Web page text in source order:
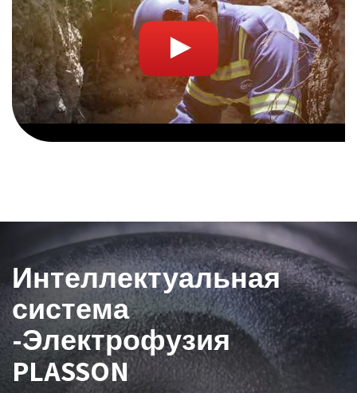
Интеллектуальная
система
-Электрофузия
PLASSON